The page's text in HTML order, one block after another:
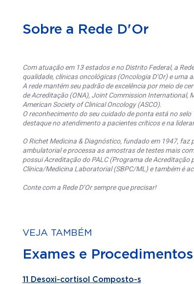
Sobre a Rede D'Or
Com atuação em 13 estados e no Distrito Federal, a
qualidade, clínicas oncológicas (Oncologia D’Or) e uma
A rede mantém seu padrão de excelência por meio de
de Acreditação (ONA), Joint Commission International,
American Society of Clinical Oncology (ASCO).
O reconhecimento do seu cuidado de ponta está no
destaque no atendimento a pacientes críticos e na
O Richet Medicina & Diagnóstico, fundado em 1947, faz
ambulatorial e processa as amostras de testes mais
possui Acreditação do PALC (Programa de
Clínica/Medicina Laboratorial (SBPC/ML) e também é
Conte com a Rede D’Or sempre que precisar!
VEJA TAMBÉM
Exames e
11 Desoxi-cortisol Composto-s